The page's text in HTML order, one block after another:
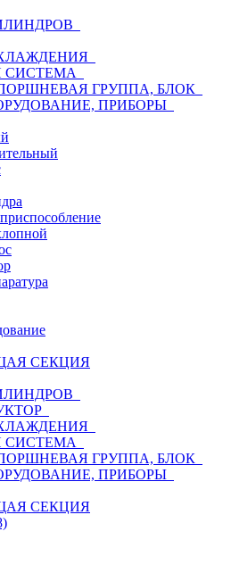
СИСТЕМА
ГРУППА, БЛОК
ПРИБОРЫ
СЕКЦИЯ
СИСТЕМА
ГРУППА, БЛОК
ПРИБОРЫ
СЕКЦИЯ